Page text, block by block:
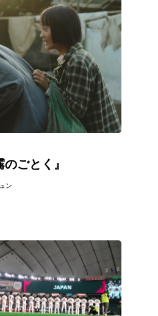
ごとく』
ン